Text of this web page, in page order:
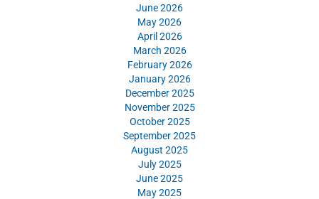
June 2026
May 2026
April 2026
March 2026
February 2026
January 2026
December 2025
November 2025
October 2025
September 2025
August 2025
July 2025
June 2025
May 2025